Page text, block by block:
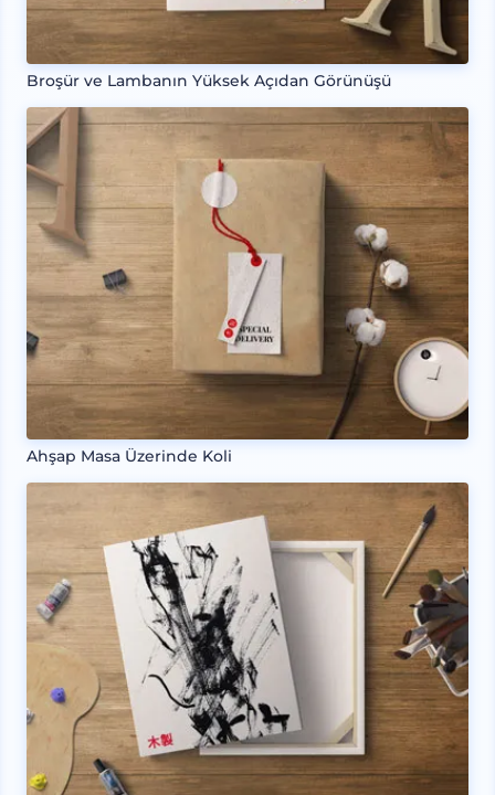
Broşür ve Lambanın Yüksek Açıdan Görünüşü
Ahşap Masa Üzerinde Koli